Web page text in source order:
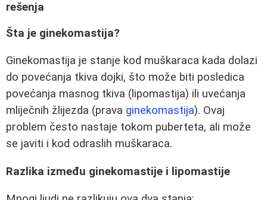
rešenja
Šta je ginekomastija?
Ginekomastija je stanje kod muškaraca kada dolazi
do povećanja tkiva dojki, što može biti posledica
povećanja masnog tkiva (lipomastija) ili uvećanja
mliječnih žlijezda (prava ginekomastija). Ovaj
problem često nastaje tokom puberteta, ali može
se javiti i kod odraslih muškaraca.
Razlika između ginekomastije i lipomastije